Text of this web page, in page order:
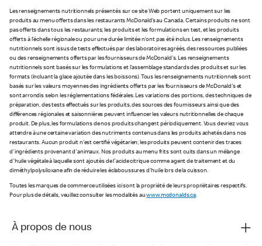
Les renseignements nutritionnels présentés sur ce site Web portent uniquement sur les
produits au menu offerts dans les restaurants McDonald’s au Canada. Certains produits ne sont
pas offerts dans tous les restaurants; les produits et les formulations en test, et les produits
offerts à l'échelle régionale ou pour une durée limitée n'ont pas été inclus. Les renseignements
nutritionnels sont issus de tests effectués par des laboratoires agréés, des ressources publiées
ou des renseignements offerts par les fournisseurs de McDonald's. Les renseignements
nutritionnels sont basés sur les formulations et l’assemblage standards des produits et sur les
formats (incluant la glace ajoutée dans les boissons). Tous les renseignements nutritionnels sont
basés sur les valeurs moyennes des ingrédients offerts par les fournisseurs de McDonald's et
sont arrondis selon les réglementations fédérales. Les variations des portions, des techniques de
préparation, des tests effectués sur les produits, des sources des fournisseurs ainsi que des
différences régionales et saisonnières peuvent influencer les valeurs nutritionnelles de chaque
produit. De plus, les formulations de nos produits changent périodiquement. Vous devriez vous
attendre à une certaine variation des nutriments contenus dans les produits achetés dans nos
restaurants. Aucun produit n'est certifié végétarien; les produits peuvent contenir des traces
d'ingrédients provenant d'animaux. Nos produits au menu frits sont cuits dans un mélange
d'huile végétale à laquelle sont ajoutés de l'acide citrique comme agent de traitement et du
diméthylpolysiloxane afin de réduire les éclaboussures d'huile lors de la cuisson.
Toutes les marques de commerce utilisées ici sont la propriété de leurs propriétaires respectifs.
Pour plus de détails, veuillez consulter les modalités auwww.mcdonalds.ca.
À propos de nous